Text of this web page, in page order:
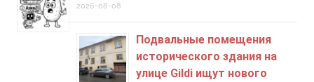
2026-08-08
Подвальные помещения
исторического здания на
улице Gildi ищут нового